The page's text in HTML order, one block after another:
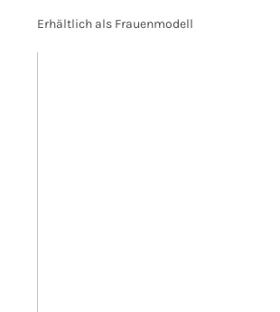
Erhältlich als Frauenmodell